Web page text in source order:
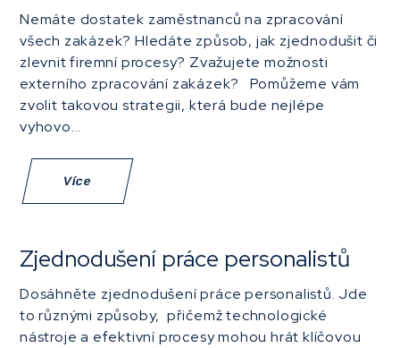
Nemáte dostatek zaměstnanců na zpracování
všech zakázek? Hledáte způsob, jak zjednodušit či
zlevnit firemní procesy? Zvažujete možnosti
externího zpracování zakázek? Pomůžeme vám
zvolit takovou strategii, která bude nejlépe
vyhovo...
Více
Zjednodušení práce personalistů
Dosáhněte zjednodušení práce personalistů. Jde
to různými způsoby, přičemž technologické
nástroje a efektivní procesy mohou hrát klíčovou